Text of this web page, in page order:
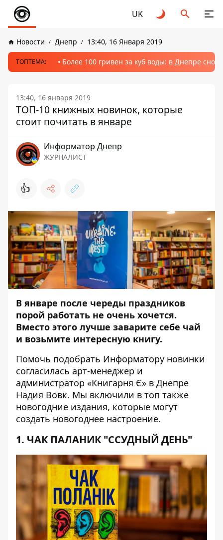
UK
Новости Днепр 13:40, 16 Января 2019
ТОПТЕМА: Более 100 гривен за куб воды: в Днепре
13:40, 16 января 2019
ТОП-10 книжных новинок, которые
стоит почитать в январе
Информатор Днепр
ЖУРНАЛИСТ
👍
В январе после череды праздников
порой работать не очень хочется.
Вместо этого лучше заварите себе чай
и возьмите интересную книгу.
Помочь подобрать Информатору новинки
согласилась арт-менеджер и
администратор «Книгарня Є» в Днепре
Надия Вовк. Мы включили в топ также
новогодние издания, которые могут
создать новогоднее настроение.
1. ЧАК ПАЛАНИК "ССУДНЫЙ ДЕНЬ"